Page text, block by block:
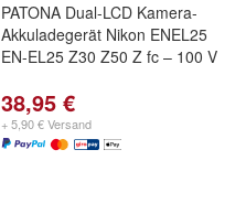
PATONA Dual-LCD Kamera-
Akkuladegerät Nikon ENEL25
EN-EL25 Z30 Z50 Z fc – 100 V
38,95 €
+ 5,90 € Versand